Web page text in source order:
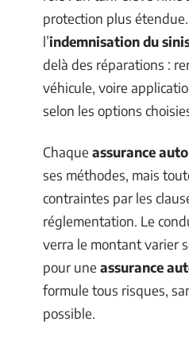
protection plus
l’indemnisation du
delà des réparations :
véhicule, voire
selon les options
Chaque assurance
ses méthodes, mais
contraintes par les
réglementation. Le
verra le montant varier
pour une assurance
formule tous risques,
possible.